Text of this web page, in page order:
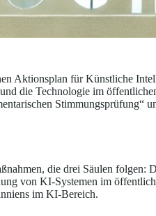
Aktionsplan für Künstliche
die Technologie im
Stimmungsprüfung“
die drei Säulen
von KI-Systemen im
im KI-Bereich.